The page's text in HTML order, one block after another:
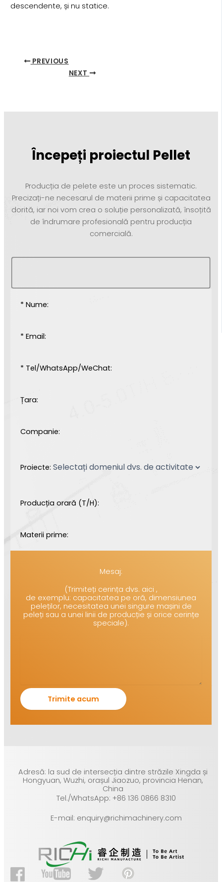
descendente, și nu statice.
PREVIOUS
NEXT
Începeți proiectul Pellet
Producția de pelete este un proces sistematic.
Precizați-ne necesarul de materii prime și capacitatea
dorită, iar noi vom crea o soluție personalizată, însoțită
de îndrumare profesională pentru producția
comercială.
* Nume:
* Email:
* Tel/WhatsApp/WeChat:
Țara:
Companie:
Proiecte:
Producția orară (T/H):
Materii prime:
Mesaj:
(Trimiteți cerința dvs. aici ,
de exemplu: capacitatea pe oră, dimensiunea
peleților, necesitatea unei singure mașini de
peleți sau a unei linii de producție și orice cerințe
speciale).
Adresă: la sud de intersecția dintre străzile Xingda și
Hongyuan, Wuzhi, orașul Jiaozuo, provincia Henan,
China
Tel./WhatsApp: +86 136 0866 8310
E-mail: enquiry@richimachinery.com